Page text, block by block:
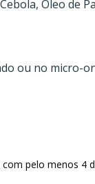
Óleo de
ou no micro-
pelo menos 4